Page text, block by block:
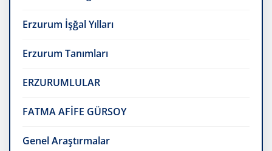
Erzurum İşğal Yılları
Erzurum Tanımları
ERZURUMLULAR
FATMA AFİFE GÜRSOY
Genel Araştırmalar